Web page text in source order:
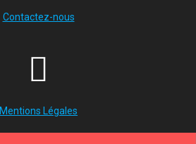
Contactez-nous
Mentions Légales